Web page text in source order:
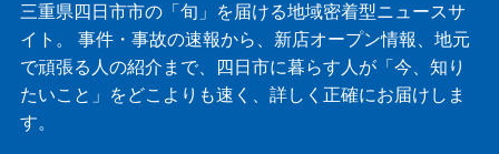
三重県四日市市の「旬」を届ける地域密着型ニュースサ
イト。 事件・事故の速報から、新店オープン情報、地元
で頑張る人の紹介まで、四日市に暮らす人が「今、知り
たいこと」をどこよりも速く、詳しく正確にお届けしま
す。